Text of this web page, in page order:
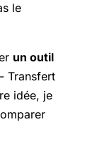
le
un outil
- Transfert
idée, je